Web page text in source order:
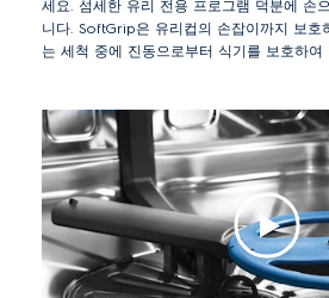
세요. 섬세한 유리 전용 프로그램 덕분에 손
니다. SoftGrip은 유리컵의 손잡이까지 보호
는 세척 중에 진동으로부터 식기를 보호하여